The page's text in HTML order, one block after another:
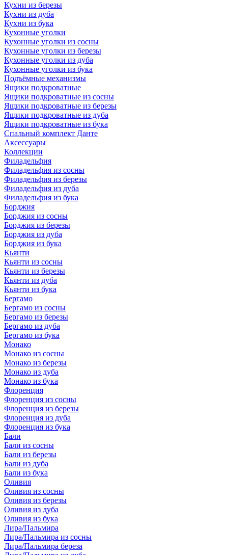
Кухни из березы
Кухни из дуба
Кухни из бука
Кухонные уголки
Кухонные уголки из сосны
Кухонные уголки из березы
Кухонные уголки из дуба
Кухонные уголки из бука
Подъёмные механизмы
Ящики подкроватные
Ящики подкроватные из сосны
Ящики подкроватные из березы
Ящики подкроватные из дуба
Ящики подкроватные из бука
Спальный комплект Данте
Аксессуары
Коллекции
Филадельфия
Филадельфия из сосны
Филадельфия из березы
Филадельфия из дуба
Филадельфия из бука
Борджия
Борджия из сосны
Борджия из березы
Борджия из дуба
Борджия из бука
Кьянти
Кьянти из сосны
Кьянти из березы
Кьянти из дуба
Кьянти из бука
Бергамо
Бергамо из сосны
Бергамо из березы
Бергамо из дуба
Бергамо из бука
Монако
Монако из сосны
Монако из березы
Монако из дуба
Монако из бука
Флоренция
Флоренция из сосны
Флоренция из березы
Флоренция из дуба
Флоренция из бука
Бали
Бали из сосны
Бали из березы
Бали из дуба
Бали из бука
Оливия
Оливия из сосны
Оливия из березы
Оливия из дуба
Оливия из бука
Лира/Пальмира
Лира/Пальмира из сосны
Лира/Пальмира береза